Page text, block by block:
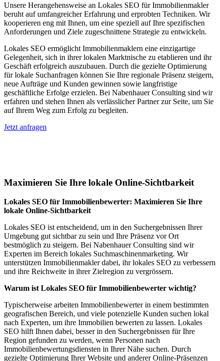
Unsere Herangehensweise an Lokales SEO für Immobilienmakler
beruht auf umfangreicher Erfahrung und erprobten Techniken. Wir
kooperieren eng mit Ihnen, um eine speziell auf Ihre spezifischen
Anforderungen und Ziele zugeschnittene Strategie zu entwickeln.
Lokales SEO ermöglicht Immobilienmaklern eine einzigartige
Gelegenheit, sich in ihrer lokalen Marktnische zu etablieren und ihr
Geschäft erfolgreich auszubauen. Durch die gezielte Optimierung
für lokale Suchanfragen können Sie Ihre regionale Präsenz steigern,
neue Aufträge und Kunden gewinnen sowie langfristige
geschäftliche Erfolge erzielen. Bei Nabenhauer Consulting sind wir
erfahren und stehen Ihnen als verlässlicher Partner zur Seite, um Sie
auf Ihrem Weg zum Erfolg zu begleiten.
Jetzt anfragen
Maximieren Sie Ihre lokale Online-Sichtbarkeit
Lokales SEO für Immobilienbewerter: Maximieren Sie Ihre
lokale Online-Sichtbarkeit
Lokales SEO ist entscheidend, um in den Suchergebnissen Ihrer
Umgebung gut sichtbar zu sein und Ihre Präsenz vor Ort
bestmöglich zu steigern. Bei Nabenhauer Consulting sind wir
Experten im Bereich lokales Suchmaschinenmarketing. Wir
unterstützen Immobilienmakler dabei, ihr lokales SEO zu verbessern
und ihre Reichweite in ihrer Zielregion zu vergrössern.
Warum ist Lokales SEO für Immobilienbewerter wichtig?
Typischerweise arbeiten Immobilienbewerter in einem bestimmten
geografischen Bereich, und viele potenzielle Kunden suchen lokal
nach Experten, um ihre Immobilien bewerten zu lassen. Lokales
SEO hilft Ihnen dabei, besser in den Suchergebnissen für Ihre
Region gefunden zu werden, wenn Personen nach
Immobilienbewertungsdiensten in Ihrer Nähe suchen. Durch
gezielte Optimierung Ihrer Website und anderer Online-Präsenzen